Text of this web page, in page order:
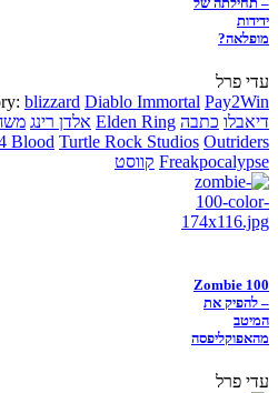
ידידות
מופלאה?
עדי פרל
blizzard Diablo Immortal Pay2Win
דיאבלו כתבה Elden Ring אלדן רינג
Blood Turtle Rock Studios Outriders
Freakpocalypse קווסט
Zombie 100
– להפיק את
המיטב
מהאפוקליפסה
עדי פרל